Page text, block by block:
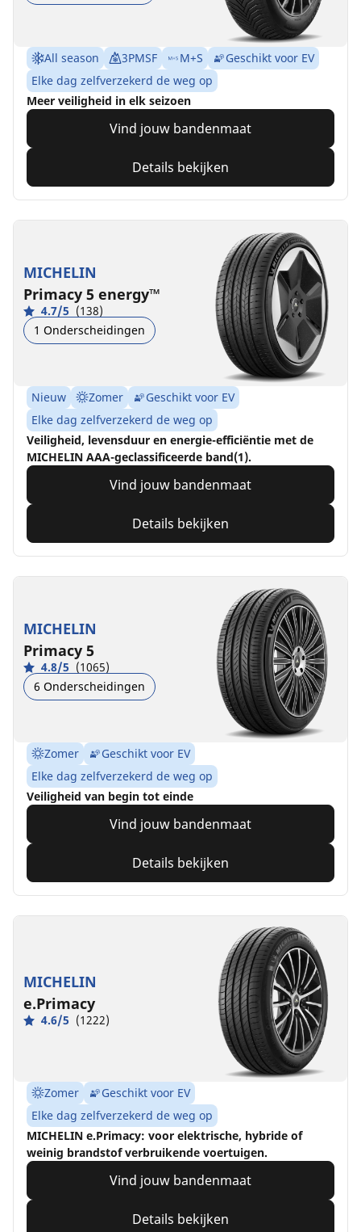
All season 3PMSF M+S
Geschikt voor EV
Elke dag zelfverzekerd de weg op
Meer veiligheid in elk seizoen
Vind jouw bandenmaat
Details bekijken
MICHELIN
Primacy 5 energy™
4.7/5 (138)
1 Onderscheidingen
Nieuw Zomer
Geschikt voor EV
Elke dag zelfverzekerd de weg op
Veiligheid, levensduur en energie-efficiëntie met de
MICHELIN AAA-geclassificeerde band(1).
Vind jouw bandenmaat
Details bekijken
MICHELIN
Primacy 5
4.8/5 (1065)
6 Onderscheidingen
Zomer
Geschikt voor EV
Elke dag zelfverzekerd de weg op
Veiligheid van begin tot einde
Vind jouw bandenmaat
Details bekijken
MICHELIN
e.Primacy
4.6/5 (1222)
Zomer
Geschikt voor EV
Elke dag zelfverzekerd de weg op
MICHELIN e.Primacy: voor elektrische, hybride of
weinig brandstof verbruikende voertuigen.
Vind jouw bandenmaat
Details bekijken